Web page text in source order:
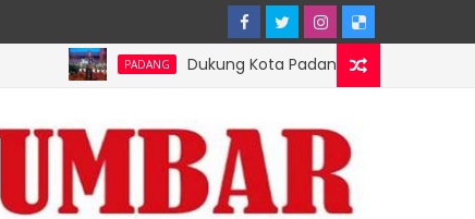
Dukung Kota Padang Jadi Kota Inovator, Kartu Registrasi